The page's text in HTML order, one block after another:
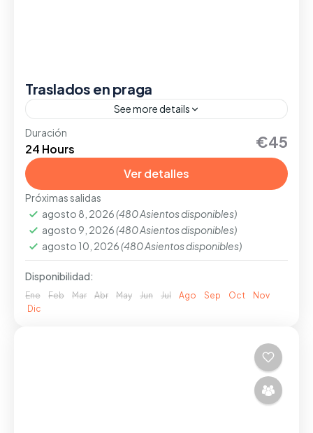
Traslados en praga
See more details
Disfruta de un servicio personalizado y
despreocúpate del transporte en Praga con
nuestra opción de traslado seguro.
PRAGA
Fácil
1-20 People
Duración
24 Hours €45
Ver detalles
Próximas salidas
agosto 8, 2026(480 Asientos disponibles)
agosto 9, 2026(480 Asientos disponibles)
agosto 10, 2026(480 Asientos disponibles)
Disponibilidad:
Ene Feb Mar Abr May Jun Jul Ago Sep Oct
Nov
Dic